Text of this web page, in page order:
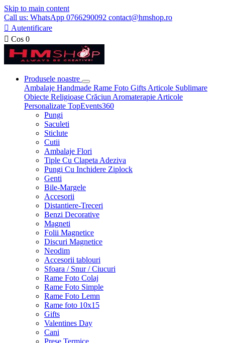
Skip to main content
Call us: WhatsApp 0766290092 contact@hmshop.ro
 Autentificare
 Cos 0
Produsele noastre
Ambalaje Handmade Rame Foto Gifts Articole Sublimare
Obiecte Religioase Crăciun Aromaterapie Articole
Personalizate TopEvents360
Pungi
Saculeti
Sticlute
Cutii
Ambalaje Flori
Tiple Cu Clapeta Adeziva
Pungi Cu Inchidere Ziplock
Genti
Bile-Margele
Accesorii
Distantiere-Treceri
Benzi Decorative
Magneti
Folii Magnetice
Discuri Magnetice
Neodim
Accesorii tablouri
Sfoara / Snur / Ciucuri
Rame Foto Colaj
Rame Foto Simple
Rame Foto Lemn
Rame foto 10x15
Gifts
Valentines Day
Cani
Prese Termice